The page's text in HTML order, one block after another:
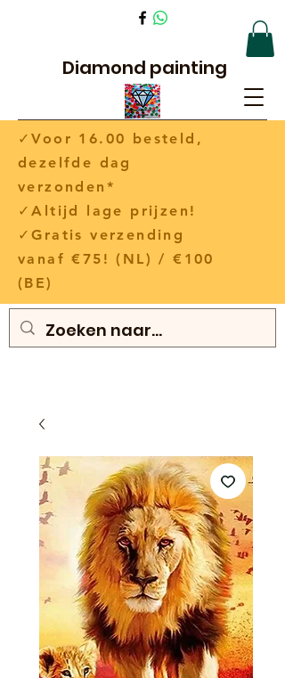
Diamond painting
✓Voor 16.00 besteld,
dezelfde dag
verzonden*
✓Altijd lage prijzen!
✓Gratis verzending
vanaf €75! (NL) / €100
(BE)